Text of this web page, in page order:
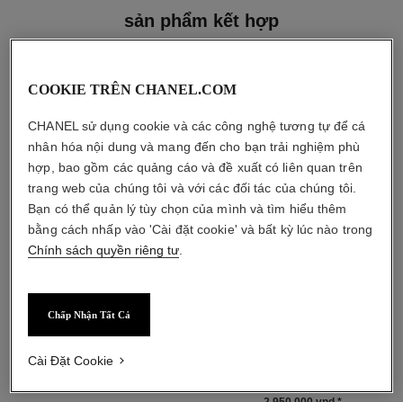
sản phẩm kết hợp
paris - venise
Tham chiếu 102420
4 860 000 vnd
COOKIE TRÊN CHANEL.COM
CHANEL sử dụng cookie và các công nghệ tương tự để cá
nhân hóa nội dung và mang đến cho bạn trải nghiệm phù
hợp, bao gồm các quảng cáo và đề xuất có liên quan trên
trang web của chúng tôi và với các đối tác của chúng tôi.
Bạn có thể quản lý tùy chọn của mình và tìm hiểu thêm
bằng cách nhấp vào 'Cài đặt cookie' và bất kỳ lúc nào trong
Chính sách quyền riêng tư
Chấp Nhận Tất Cả
Cài Đặt Cookie